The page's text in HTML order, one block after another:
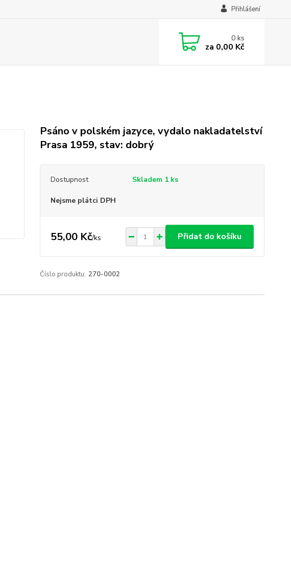
Přihlášení
0ks
za 0,00 Kč
Psáno v polském jazyce, vydalo nakladatelství
Prasa 1959, stav: dobrý
Dostupnost Skladem 1 ks
Nejsme plátci DPH
55,00 Kč/ks Přidat do košíku
Číslo produktu: 270-0002